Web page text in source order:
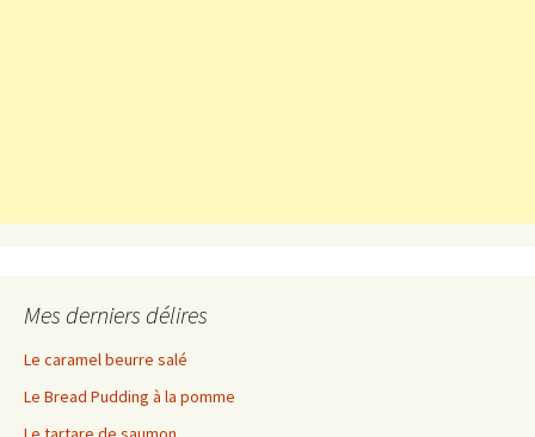
Mes derniers délires
Le caramel beurre salé
Le Bread Pudding à la pomme